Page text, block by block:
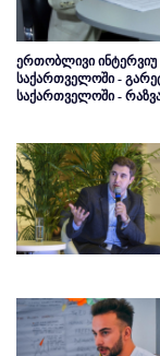
ერთობლივი
საქართველოში -
საქართველოში -